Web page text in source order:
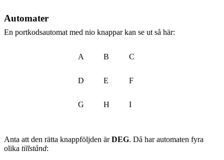
Automater
En portkodsautomat med nio knappar kan se ut så här:
A B C
D E F
G H I
Anta att den rätta knappföljden ärDEG. Då har automaten fyra
olika tillstånd: